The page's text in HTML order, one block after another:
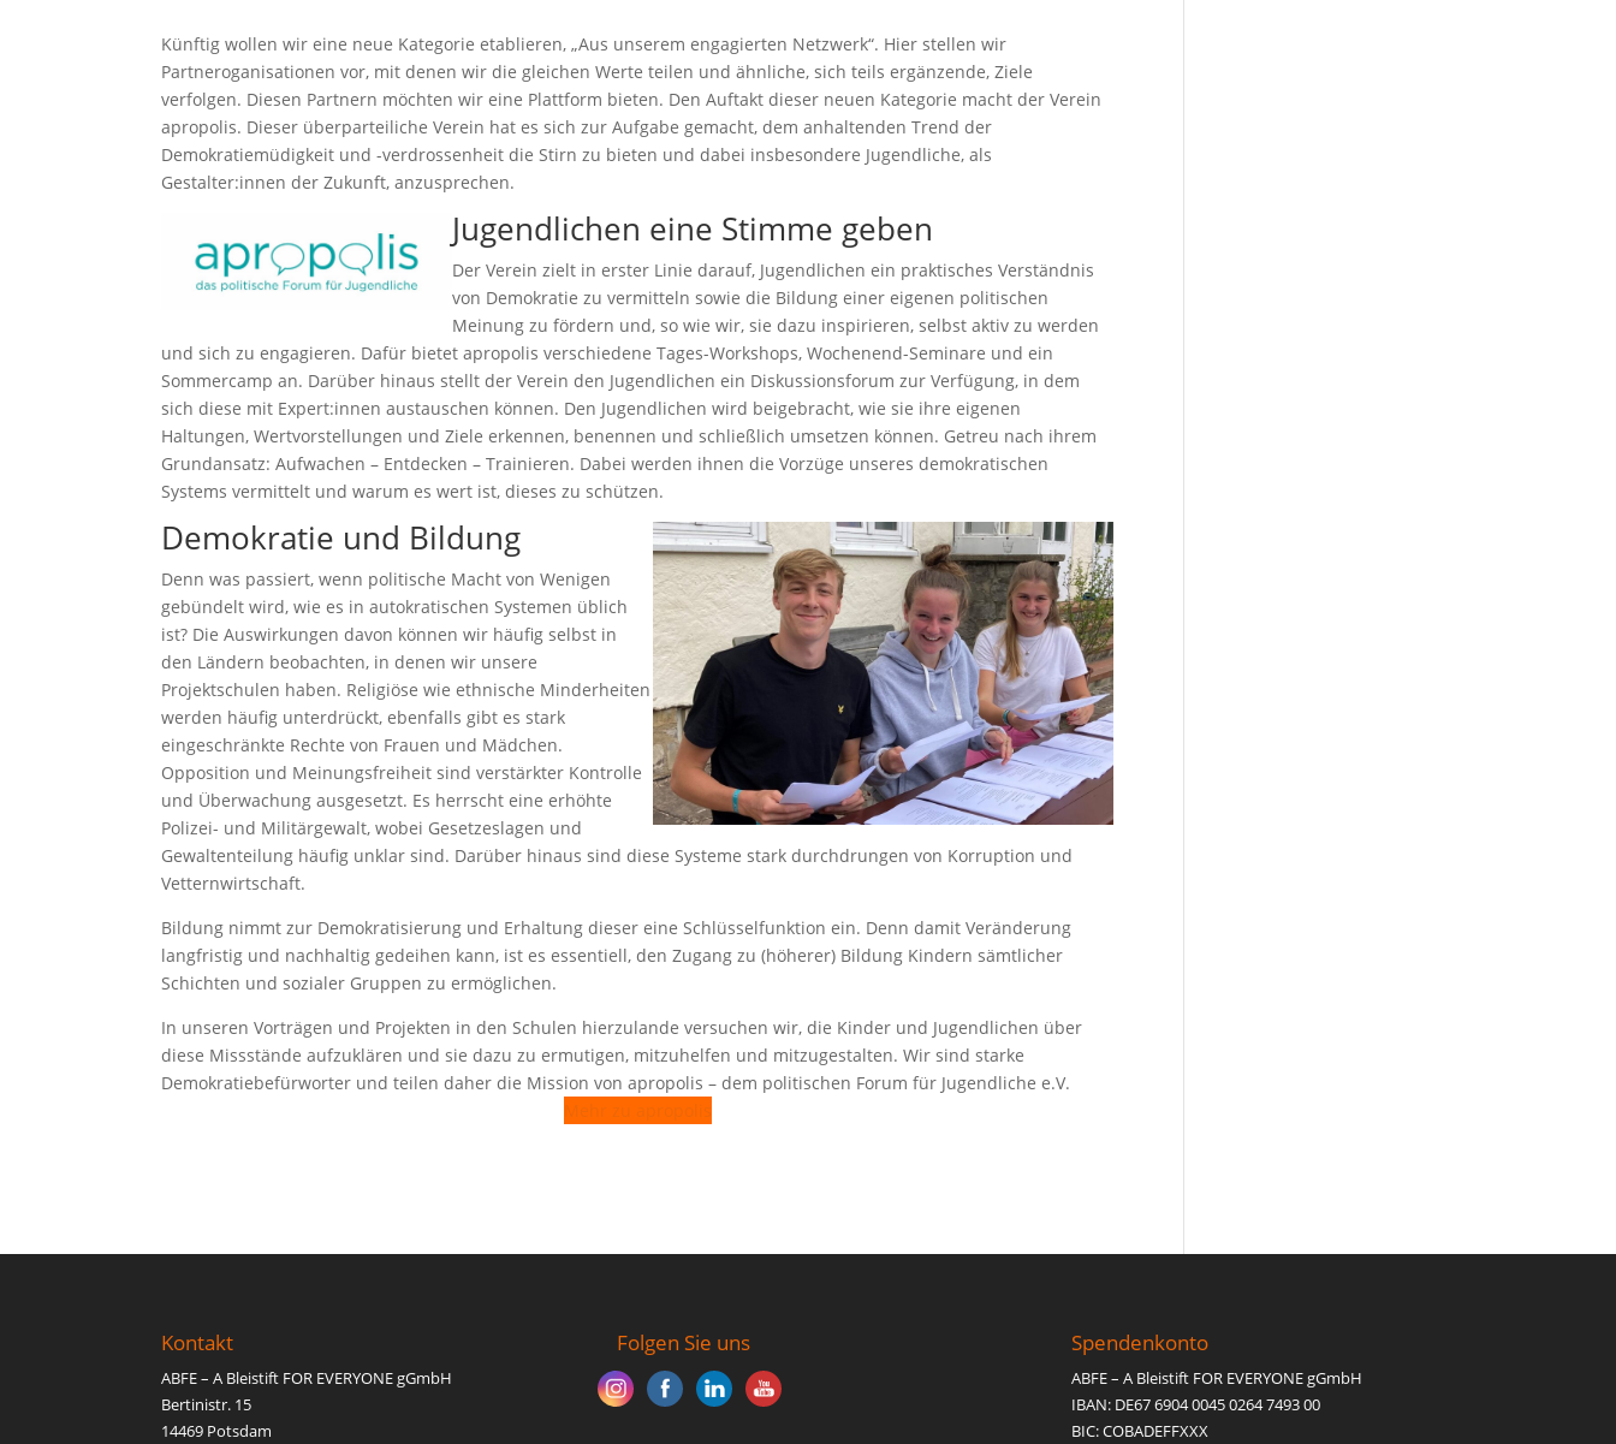
Künftig wollen wir eine neue Kategorie etablieren, „Aus unserem engagierten Netzwerk“. Hier stellen wir
Partneroganisationen vor, mit denen wir die gleichen Werte teilen und ähnliche, sich teils ergänzende, Ziele
verfolgen. Diesen Partnern möchten wir eine Plattform bieten. Den Auftakt dieser neuen Kategorie macht der Verein
apropolis. Dieser überparteiliche Verein hat es sich zur Aufgabe gemacht, dem anhaltenden Trend der
Demokratiemüdigkeit und -verdrossenheit die Stirn zu bieten und dabei insbesondere Jugendliche, als
Gestalter:innen der Zukunft, anzusprechen.
Jugendlichen eine Stimme geben
Der Verein zielt in erster Linie darauf, Jugendlichen ein praktisches Verständnis
von Demokratie zu vermitteln sowie die Bildung einer eigenen politischen
Meinung zu fördern und, so wie wir, sie dazu inspirieren, selbst aktiv zu werden
und sich zu engagieren. Dafür bietet apropolis verschiedene Tages-Workshops, Wochenend-Seminare und ein
Sommercamp an. Darüber hinaus stellt der Verein den Jugendlichen ein Diskussionsforum zur Verfügung, in dem
sich diese mit Expert:innen austauschen können. Den Jugendlichen wird beigebracht, wie sie ihre eigenen
Haltungen, Wertvorstellungen und Ziele erkennen, benennen und schließlich umsetzen können. Getreu nach ihrem
Grundansatz: Aufwachen – Entdecken – Trainieren. Dabei werden ihnen die Vorzüge unseres demokratischen
Systems vermittelt und warum es wert ist, dieses zu schützen.
Demokratie und Bildung
Denn was passiert, wenn politische Macht von Wenigen
gebündelt wird, wie es in autokratischen Systemen üblich
ist? Die Auswirkungen davon können wir häufig selbst in
den Ländern beobachten, in denen wir unsere
Projektschulen haben. Religiöse wie ethnische Minderheiten
werden häufig unterdrückt, ebenfalls gibt es stark
eingeschränkte Rechte von Frauen und Mädchen.
Opposition und Meinungsfreiheit sind verstärkter Kontrolle
und Überwachung ausgesetzt. Es herrscht eine erhöhte
Polizei- und Militärgewalt, wobei Gesetzeslagen und
Gewaltenteilung häufig unklar sind. Darüber hinaus sind diese Systeme stark durchdrungen von Korruption und
Vetternwirtschaft.
Bildung nimmt zur Demokratisierung und Erhaltung dieser eine Schlüsselfunktion ein. Denn damit Veränderung
langfristig und nachhaltig gedeihen kann, ist es essentiell, den Zugang zu (höherer) Bildung Kindern sämtlicher
Schichten und sozialer Gruppen zu ermöglichen.
In unseren Vorträgen und Projekten in den Schulen hierzulande versuchen wir, die Kinder und Jugendlichen über
diese Missstände aufzuklären und sie dazu zu ermutigen, mitzuhelfen und mitzugestalten. Wir sind starke
Demokratiebefürworter und teilen daher die Mission von apropolis – dem politischen Forum für Jugendliche e.V.
Kontakt
ABFE – A Bleistift FOR EVERYONE gGmbH
Bertinistr. 15
14469 Potsdam
Folgen Sie uns Spendenkonto
ABFE – A Bleistift FOR EVERYONE gGmbH
IBAN: DE67 6904 0045 0264 7493 00
BIC: COBADEFFXXX